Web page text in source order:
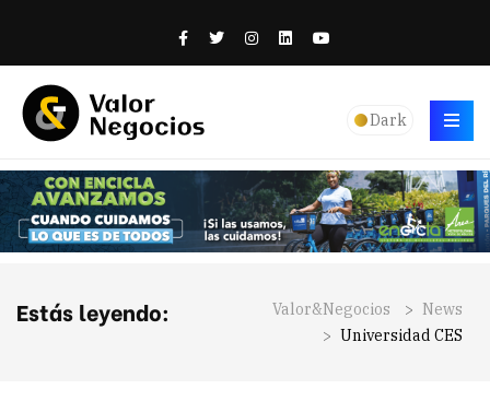
Dark
Estás leyendo: Valor&Negocios > News
> Universidad CES